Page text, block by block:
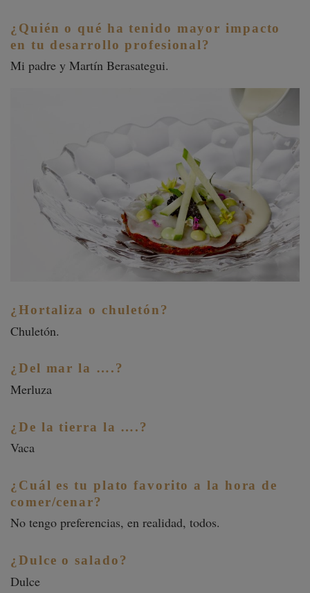
¿Quién o qué ha tenido mayor impacto
en tu desarrollo profesional?
Mi padre y Martín Berasategui.
¿Hortaliza o chuletón?
Chuletón.
¿Del mar la ….?
Merluza
¿De la tierra la ….?
Vaca
¿Cuál es tu plato favorito a la hora de
comer/cenar?
No tengo preferencias, en realidad, todos.
¿Dulce o salado?
Dulce